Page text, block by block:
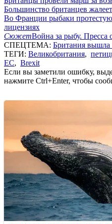
Большинство британцев
Во Франции рыбаки
лицензиях
СюжетВойна за рыбу.
СПЕЦТЕМА: Британия вышла
ТЕГИ: Великобритания,
ЕС, Brexit
Если вы заметили ошибку,
нажмите Ctrl+Enter, чтобы